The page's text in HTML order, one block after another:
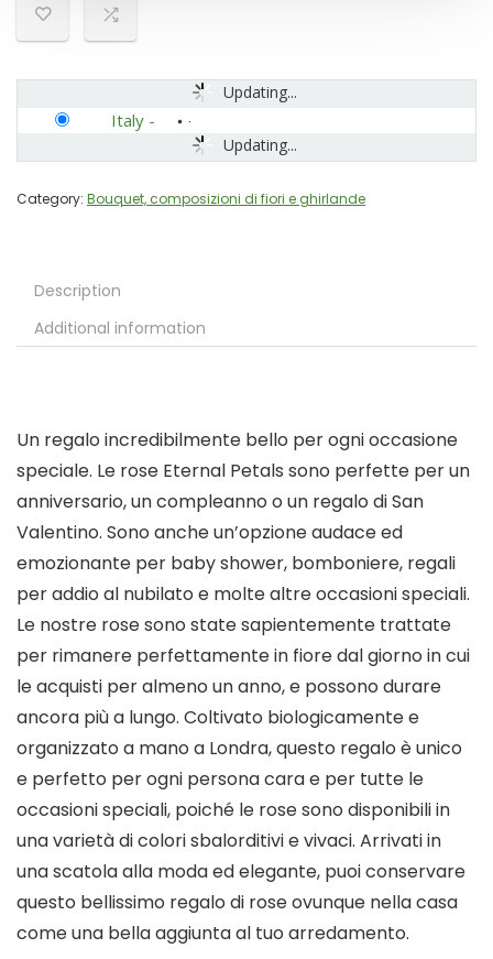
Updating...
Updating...
Italy -
Category: Bouquet, composizioni di fiori e ghirlande
Description
Additional information
Un regalo incredibilmente bello per ogni occasione
speciale. Le rose Eternal Petals sono perfette per un
anniversario, un compleanno o un regalo di San
Valentino. Sono anche un’opzione audace ed
emozionante per baby shower, bomboniere, regali
per addio al nubilato e molte altre occasioni speciali.
Le nostre rose sono state sapientemente trattate
per rimanere perfettamente in fiore dal giorno in cui
le acquisti per almeno un anno, e possono durare
ancora più a lungo. Coltivato biologicamente e
organizzato a mano a Londra, questo regalo è unico
e perfetto per ogni persona cara e per tutte le
occasioni speciali, poiché le rose sono disponibili in
una varietà di colori sbalorditivi e vivaci. Arrivati in
una scatola alla moda ed elegante, puoi conservare
questo bellissimo regalo di rose ovunque nella casa
come una bella aggiunta al tuo arredamento.